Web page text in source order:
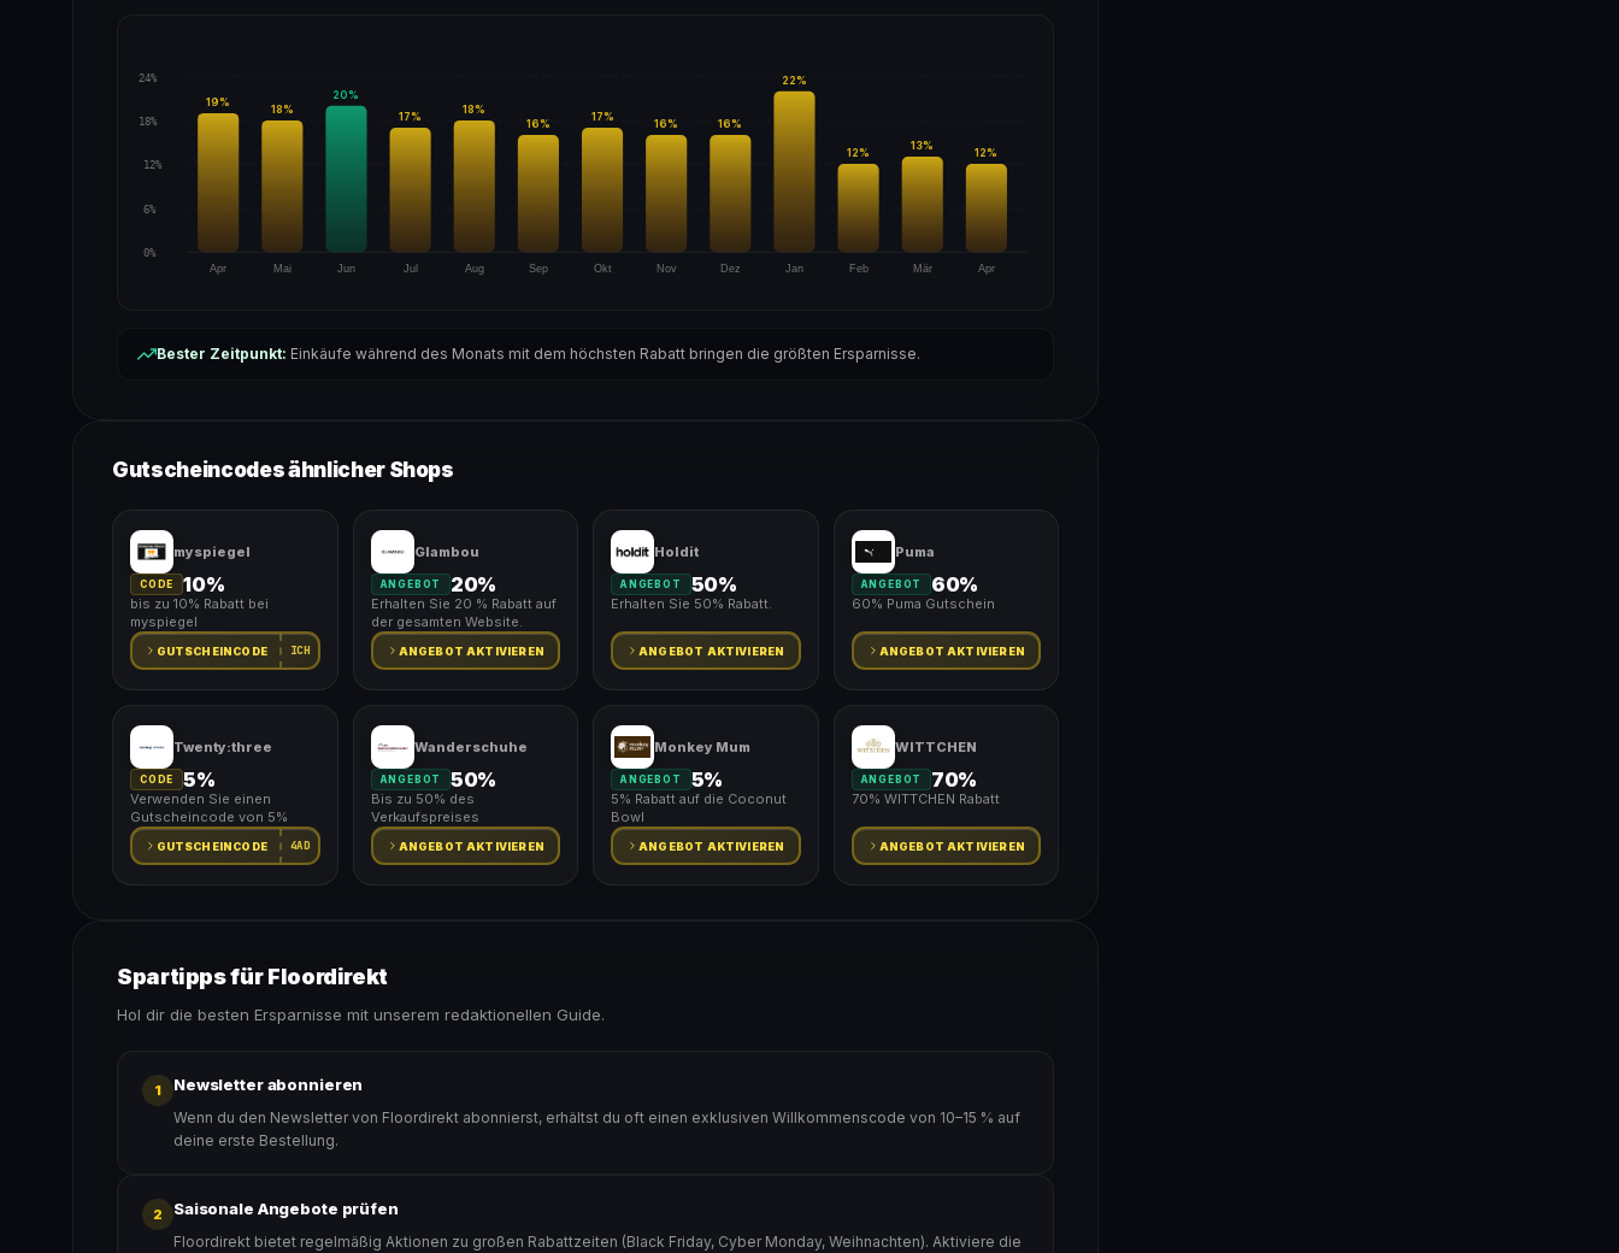
24%
18%
12%
6%
0%
Apr
19%
Mai
18%
Jun
20%
Jul
17%
Aug
18%
Sep
16%
Okt
17%
Nov
16%
Dez
16%
Jan
22%
Feb
12%
Mär
13%
Apr
12%
Bester Zeitpunkt: Einkäufe während des Monats mit dem höchsten Rabatt bringen die größten Ersparnisse.
Gutscheincodes ähnlicher Shops
myspiegel
CODE 10%
bis zu 10% Rabatt bei
myspiegel
GUTSCHEINCODE ICH
Glambou
ANGEBOT 20%
Erhalten Sie 20 % Rabatt auf
der gesamten Website.
ANGEBOT AKTIVIEREN
Holdit
ANGEBOT 50%
Erhalten Sie 50% Rabatt.
ANGEBOT AKTIVIEREN
Puma
ANGEBOT 60%
60% Puma Gutschein
ANGEBOT AKTIVIEREN
Twenty:three
CODE 5%
Verwenden Sie einen
Gutscheincode von 5%
GUTSCHEINCODE 4AD
Wanderschuhe
ANGEBOT 50%
Bis zu 50% des
Verkaufspreises
ANGEBOT AKTIVIEREN
Monkey Mum
ANGEBOT 5%
5% Rabatt auf die Coconut
Bowl
ANGEBOT AKTIVIEREN
WITTCHEN
ANGEBOT 70%
70% WITTCHEN Rabatt
ANGEBOT AKTIVIEREN
Spartipps für Floordirekt
Hol dir die besten Ersparnisse mit unserem redaktionellen Guide.
1 Newsletter abonnieren
Wenn du den Newsletter von Floordirekt abonnierst, erhältst du oft einen exklusiven Willkommenscode von 10–15 % auf
deine erste Bestellung.
2 Saisonale Angebote prüfen
Floordirekt bietet regelmäßig Aktionen zu großen Rabattzeiten (Black Friday, Cyber Monday, Weihnachten). Aktiviere die